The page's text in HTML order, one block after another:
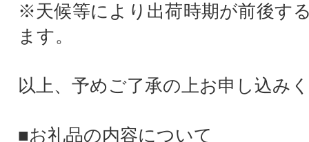
※天候等により出荷時期が前後す
ます。
以上、予めご了承の上お申し込み
■お礼品の内容について